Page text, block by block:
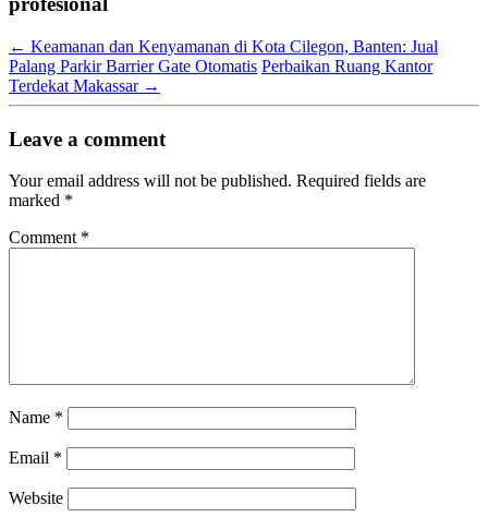
← Keamanan dan Kenyamanan di Kota Cilegon, Banten: Jual
Palang Parkir Barrier Gate Otomatis Perbaikan Ruang Kantor
Terdekat Makassar →
Leave a comment
Your email address will not be published. Required fields are
marked *
Comment *
Name *
Email *
Website